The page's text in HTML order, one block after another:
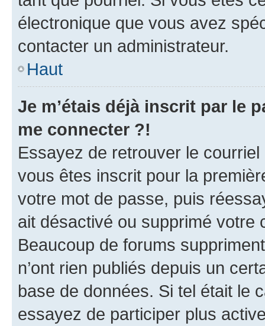
électronique que vous avez
contacter un administrateur.
Haut
Je m’étais déjà inscrit par le
me connecter ?!
Essayez de retrouver le
vous êtes inscrit pour la
votre mot de passe, puis
ait désactivé ou supprimé votre
Beaucoup de forums
n’ont rien publiés depuis un
base de données. Si tel était le
essayez de participer plus